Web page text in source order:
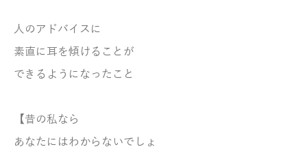
人のアドバイスに
素直に耳を傾けることが
できるようになったこと
【昔の私なら
あなたにはわからないでしょ